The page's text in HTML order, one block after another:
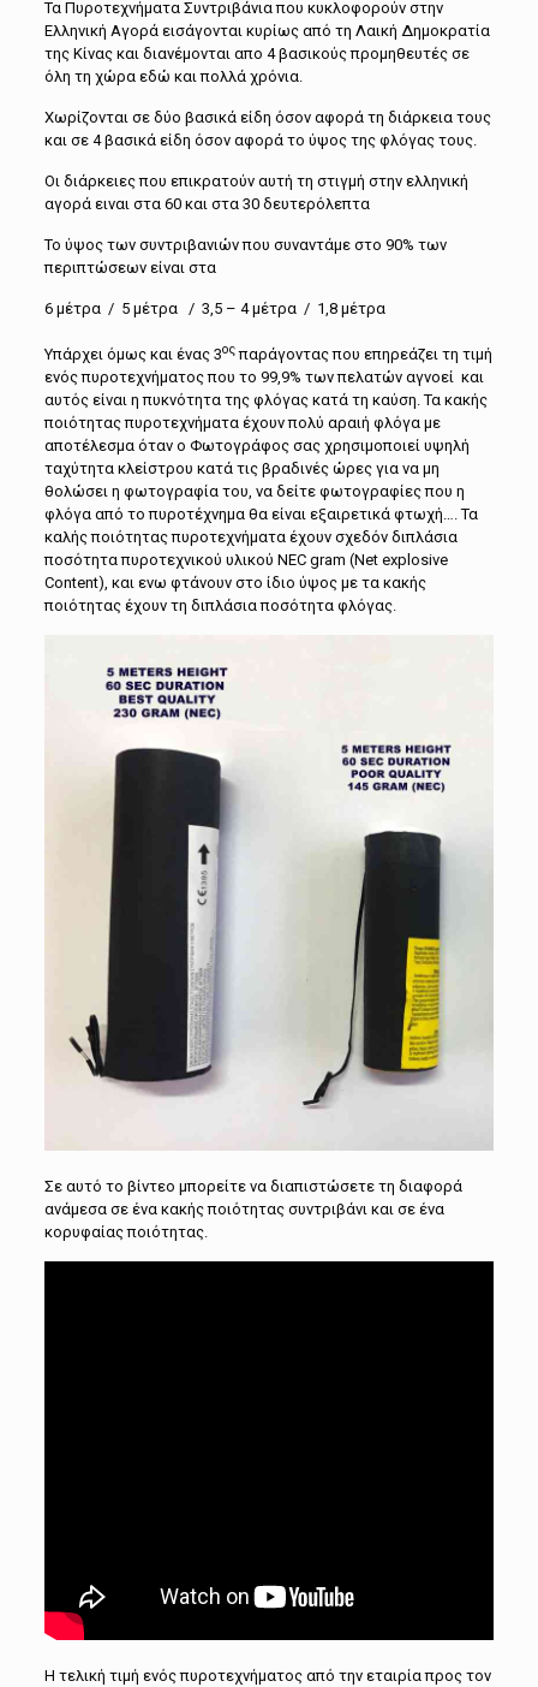
Τα Πυροτεχνήματα Συντριβάνια που κυκλοφορούν στην
Ελληνική Αγορά εισάγονται κυρίως από τη Λαική Δημοκρατία
της Κίνας και διανέμονται απο 4 βασικούς προμηθευτές σε
όλη τη χώρα εδώ και πολλά χρόνια.
Χωρίζονται σε δύο βασικά είδη όσον αφορά τη διάρκεια τους
και σε 4 βασικά είδη όσον αφορά το ύψος της φλόγας τους.
Οι διάρκειες που επικρατούν αυτή τη στιγμή στην ελληνική
αγορά ειναι στα 60 και στα 30 δευτερόλεπτα
To ύψος των συντριβανιών που συναντάμε στο 90% των
περιπτώσεων είναι στα
6 μέτρα / 5 μέτρα / 3,5 – 4 μέτρα / 1,8 μέτρα
Υπάρχει όμως και ένας 3οςπαράγοντας που επηρεάζει τη τιμή
ενός πυροτεχνήματος που το 99,9% των πελατών αγνοεί και
αυτός είναι η πυκνότητα της φλόγας κατά τη καύση. Τα κακής
ποιότητας πυροτεχνήματα έχουν πολύ αραιή φλόγα με
αποτέλεσμα όταν ο Φωτογράφος σας χρησιμοποιεί υψηλή
ταχύτητα κλείστρου κατά τις βραδινές ώρες για να μη
θολώσει η φωτογραφία του, να δείτε φωτογραφίες που η
φλόγα από το πυροτέχνημα θα είναι εξαιρετικά φτωχή…. Τα
καλής ποιότητας πυροτεχνήματα έχουν σχεδόν διπλάσια
ποσότητα πυροτεχνικού υλικού NEC gram (Net explosive
Content), και ενω φτάνουν στο ίδιο ύψος με τα κακής
ποιότητας έχουν τη διπλάσια ποσότητα φλόγας.
Σε αυτό το βίντεο μπορείτε να διαπιστώσετε τη διαφορά
ανάμεσα σε ένα κακής ποιότητας συντριβάνι και σε ένα
κορυφαίας ποιότητας.
Η τελική τιμή ενός πυροτεχνήματος από την εταιρία προς τον